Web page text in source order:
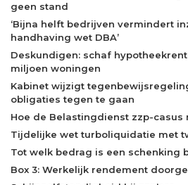
geen stand
‘Bijna helft bedrijven vermindert
handhaving wet DBA’
Deskundigen: schaf
miljoen woningen
Kabinet wijzigt
obligaties tegen te gaan
Hoe de Belastingdienst zzp-casus
Tijdelijke wet turboliquidatie met
Tot welk bedrag is een schenking
Box 3: Werkelijk rendement